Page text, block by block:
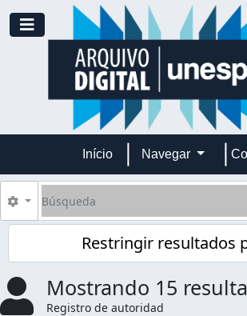
Skip to main content
Toggle navigation
Início Navegar
Búsqueda
Search options
Restringir resultados
Mostrando 15
Registro de autoridad